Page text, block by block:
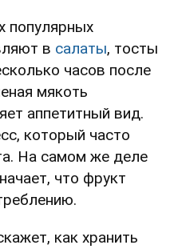
популярных
в салаты, тосты
часов после
мякоть
аппетитный вид.
который часто
На самом же деле
что фрукт
как хранить